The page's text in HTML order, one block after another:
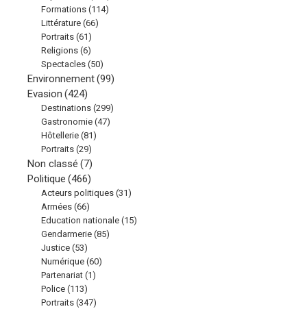
Formations (114)
Littérature (66)
Portraits (61)
Religions (6)
Spectacles (50)
Environnement(99)
Evasion (424)
Destinations (299)
Gastronomie (47)
Hôtellerie (81)
Portraits (29)
Non classé (7)
Politique (466)
Acteurs politiques (31)
Armées (66)
Education nationale (15)
Gendarmerie (85)
Justice (53)
Numérique (60)
Partenariat (1)
Police (113)
Portraits (347)